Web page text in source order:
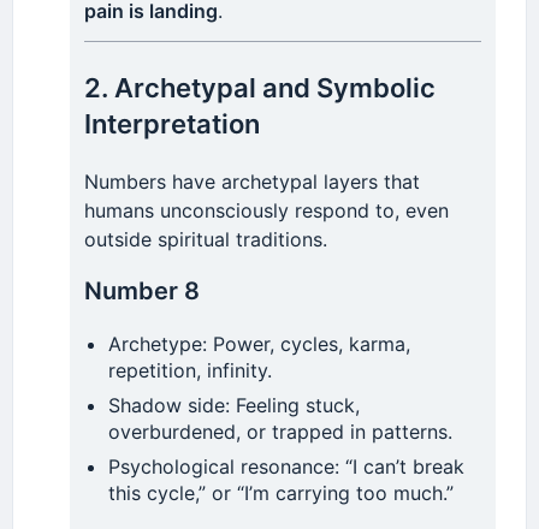
#SantaMuerteNoEsMala
📸 Årt ßy: santamuerte.org | Wishful Thinker
#santamuerte.org
Base64 (UTF-8): Ynkgc2FudGFtdWVydGUub3Jn
y Amor
Muerte se manifiesta en los rincones más oscuros
y luminosos del alma humana. Su historia no es
anhelo porjusticia, protección y consuelo
espiritual.
Ella no promete la inmortalidad, pero sí la
compañía eterna en el tránsito
Quien le habla con devoción, no camina
solo… porque la Muerte escucha.
✨ Hashtags devocionales:
pain is landing.
2. Archetypal and Symbolic
Interpretation
Numbers have archetypal layers that
humans unconsciously respond to, even
outside spiritual traditions.
Number 8
Archetype: Power, cycles, karma,
repetition, infinity.
Shadow side: Feeling stuck,
overburdened, or trapped in patterns.
Psychological resonance: “I can’t break
this cycle,” or “I’m carrying too much.”